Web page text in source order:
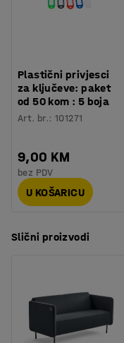
Hladna pjena je
reciklirati, u skladu
se skida što
Izdržljivost :
Težina: 46 kg
Montaža: Dolazi
Plastični privjesci
za ključeve: paket
od 50 kom : 5 boja
Art. br.:101271
9,00 KM
bez PDV
U KOŠARICU
Slični proizvodi